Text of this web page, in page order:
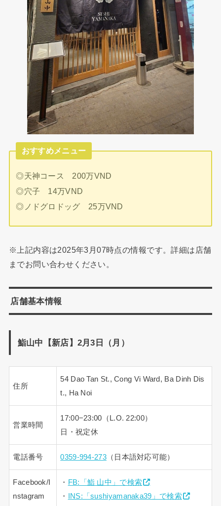
おすすめメニュー
◎天神コース 200万VND
◎穴子 14万VND
◎ノドグロドッグ 25万VND
※上記内容は2025年3月07時点の情報です。詳細は店舗
までお問い合わせください。
店舗基本情報
鮨山中【新店】2月3日（月）
住所
54 Dao Tan St., Cong Vi Ward, Ba Dinh Dis
t., Ha Noi
営業時間
17:00−23:00（L.O. 22:00）
日・祝定休
電話番号 0359-994-273（日本語対応可能）
Facebook/I
nstagram
・ FB:「鮨 山中」で検索
・
INS:「sushiyamanaka39」で検索